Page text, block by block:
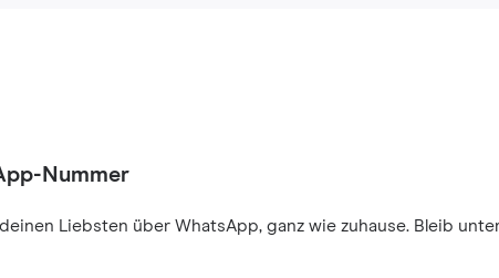
Nummer
Liebsten über WhatsApp, ganz wie zuhause. Bleib